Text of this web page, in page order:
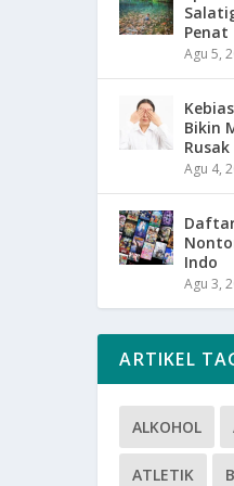
Penat
Agu 5,
Bikin
Rusak
Agu 4,
Indo
Agu 3,
ARTIKEL
ALKOHOL
ATLETIK